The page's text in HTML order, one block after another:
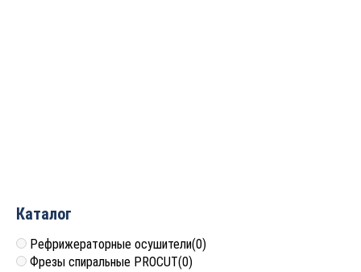
Каталог
Рефрижераторные осушители(0)
Фрезы спиральные PROCUT(0)